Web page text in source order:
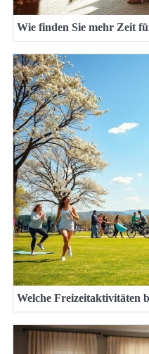
Wie finden Sie mehr Zeit
Welche Freizeitaktivitäten